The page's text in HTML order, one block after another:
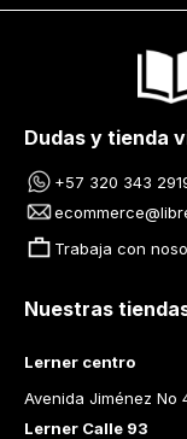
Dudas y tienda
+57 320 343
Trabaja con
Nuestras
Lerner centro
Avenida Jiménez No
Lerner Calle 93